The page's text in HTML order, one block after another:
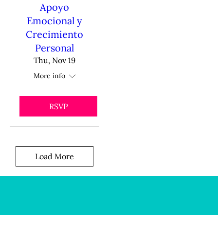
Apoyo
Emocional y
Crecimiento
Personal
Thu, Nov 19
More info
RSVP
Load More